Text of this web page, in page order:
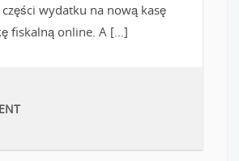
wydatku na nową kasę
fiskalną online. A […]